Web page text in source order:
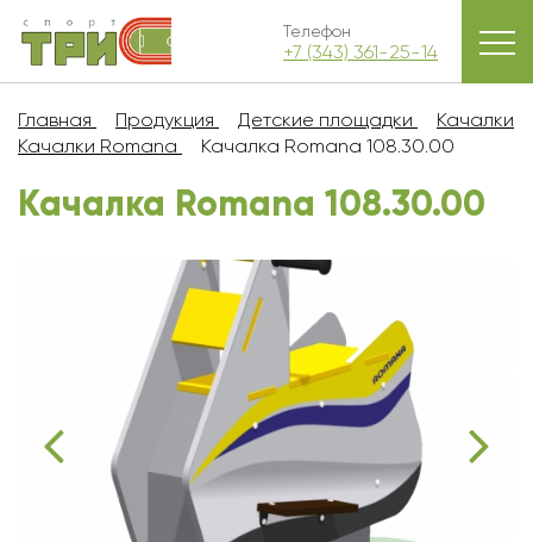
Телефон
+7 (343) 361-25-14
Главная Продукция Детские площадки
Качалки
Качалки Romana
Качалка Romana 108.30.00
Качалка Romana 108.30.00